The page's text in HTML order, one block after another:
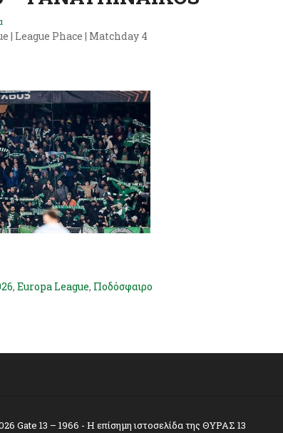
| League Phace | Matchday 4
, Europa League, Ποδόσφαιρο
Gate 13 – 1966 - Η επίσημη ιστοσελίδα της ΘΥΡΑΣ 13